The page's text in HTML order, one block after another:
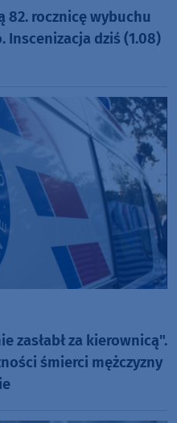
82. rocznicę wybuchu
dziś (1.08)
zasłabł za kierownicą".
śmierci mężczyzny